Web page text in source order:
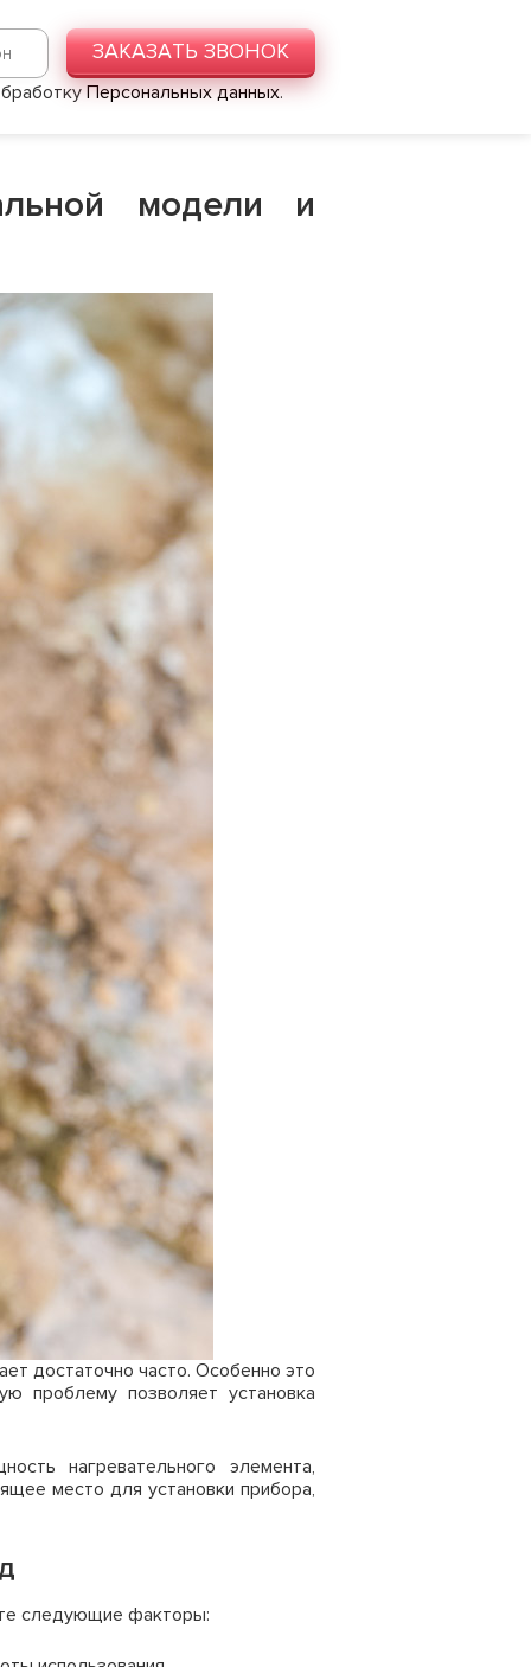
ЗАКАЗАТЬ ЗВОНОК
Персональных данных.
модели и
достаточно часто. Особенно это
проблему позволяет установка
нагревательного элемента,
место для установки прибора,
следующие факторы: